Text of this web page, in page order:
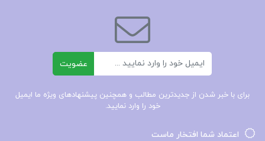
عضویت
برای با خبر شدن از جدیدترین مطالب و همچنین پیشنهادهای ویژه ما ایمیل
خود را وارد نمایید.
اعتماد شما افتخار ماست